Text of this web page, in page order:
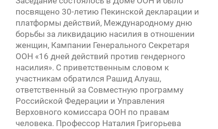
посвящено 30-летию Пекинской декларации и
платформы действий, Международному дню
борьбы за ликвидацию насилия в отношении
женщин, Кампании Генерального Секретаря
ООН «16 дней действий против гендерного
насилия». С приветственным словом к
участникам обратился Рашид Алуаш,
ответственный за Совместную программу
Российской Федерации и Управления
Верховного комиссара ООН по правам
человека. Профессор Наталия Григорьева